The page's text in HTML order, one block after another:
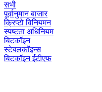
सभी
पूर्वानुमान बाजार
क्रिप्टो विनियमन
स्पष्टता अधिनियम
बिटकॉइन
स्टेबलकॉइन्स
बिटकॉइन ईटीएफ